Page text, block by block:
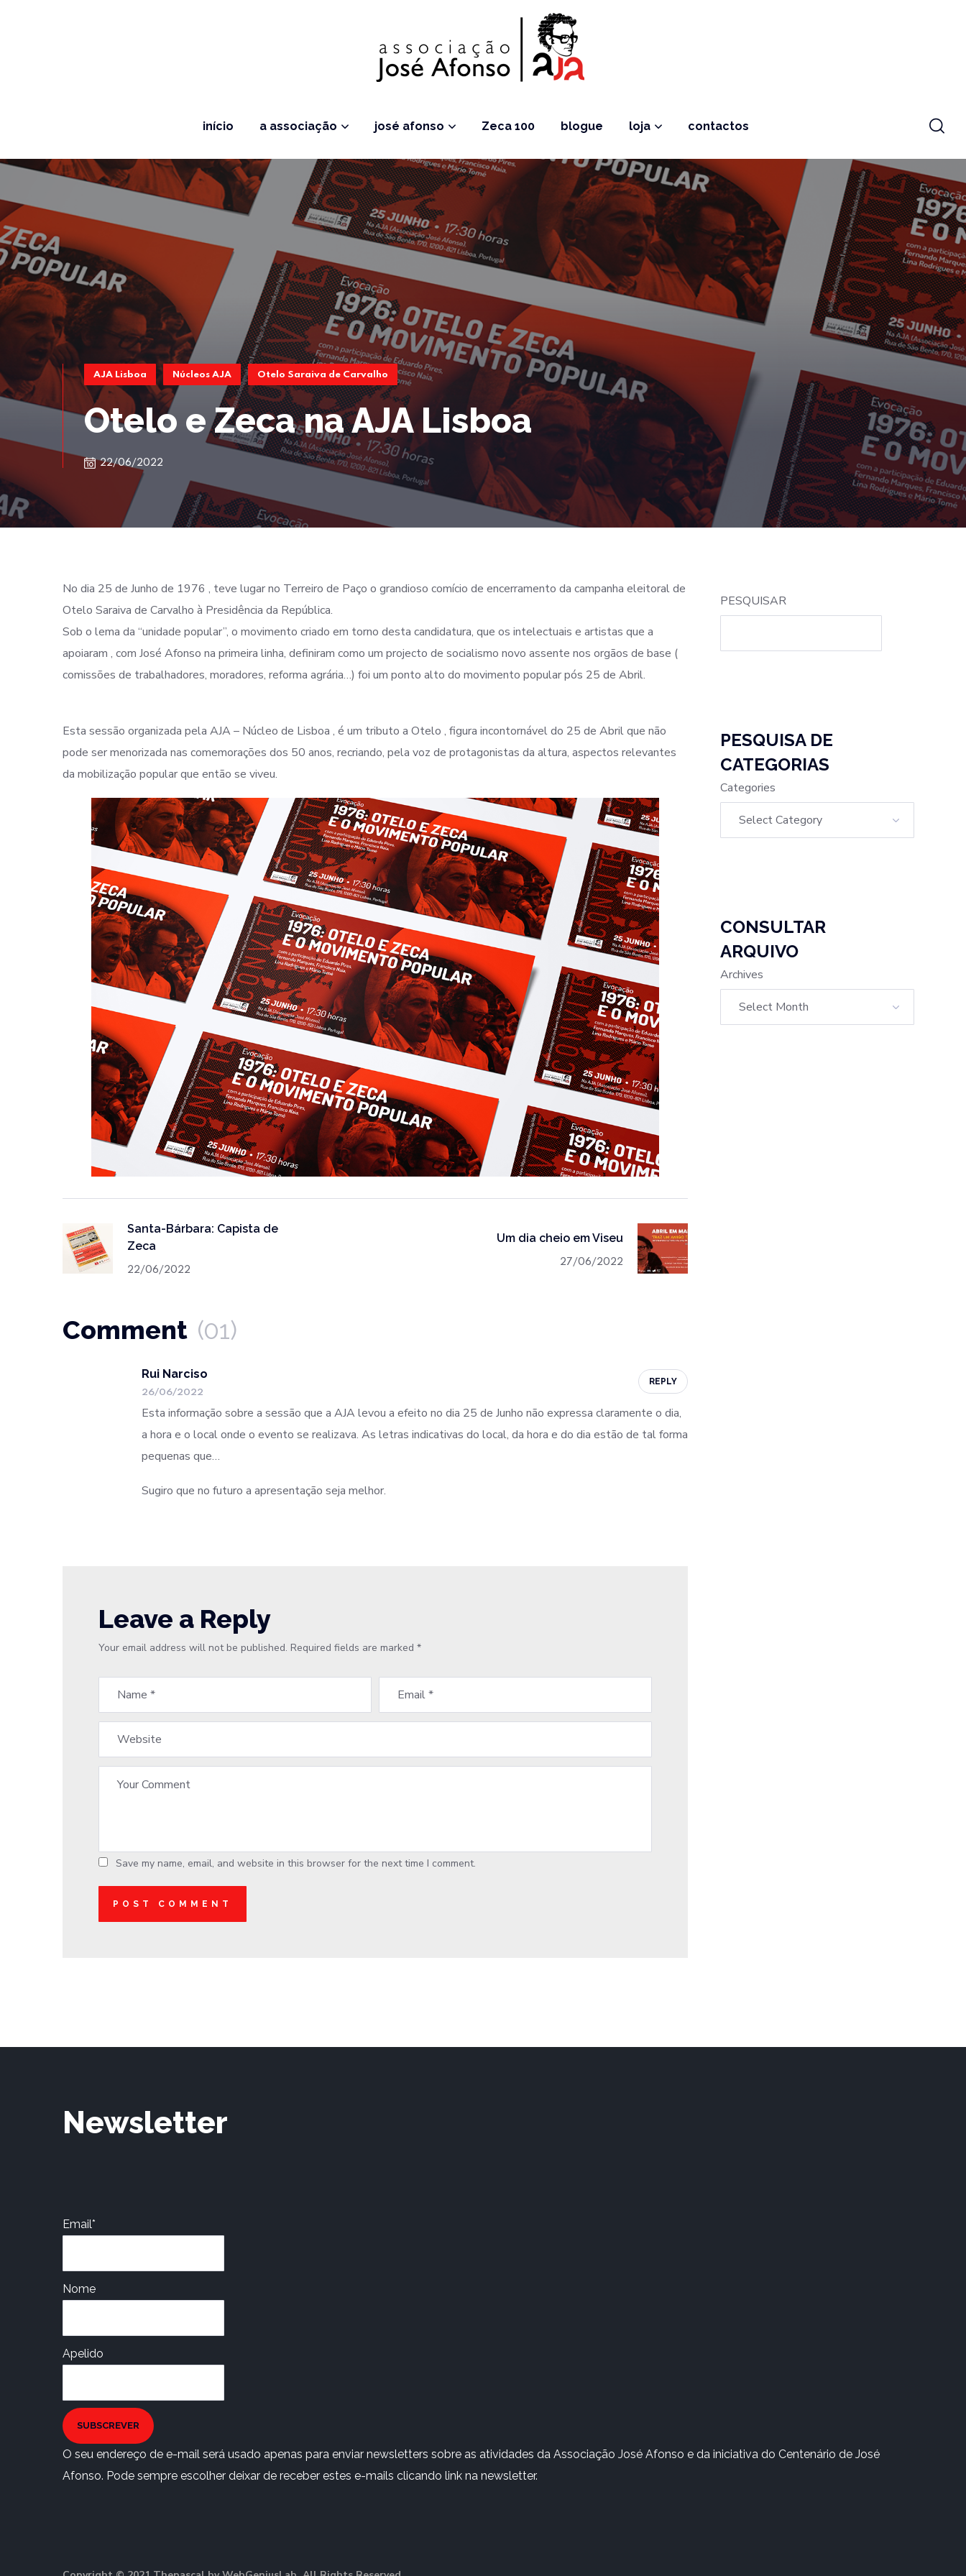
início a associação josé afonso Zeca 100 blogue loja contactos
AJA Lisboa Núcleos AJA Otelo Saraiva de Carvalho
Otelo e Zeca na AJA Lisboa
22/06/2022
No dia 25 de Junho de 1976 , teve lugar no Terreiro de Paço o grandioso comício de encerramento da campanha eleitoral de
Otelo Saraiva de Carvalho à Presidência da República.
Sob o lema da “unidade popular”, o movimento criado em torno desta candidatura, que os intelectuais e artistas que a
apoiaram , com José Afonso na primeira linha, definiram como um projecto de socialismo novo assente nos orgãos de base (
comissões de trabalhadores, moradores, reforma agrária…) foi um ponto alto do movimento popular pós 25 de Abril.
Esta sessão organizada pela AJA – Núcleo de Lisboa , é um tributo a Otelo , figura incontornável do 25 de Abril que não
pode ser menorizada nas comemorações dos 50 anos, recriando, pela voz de protagonistas da altura, aspectos relevantes
da mobilização popular que então se viveu.
Santa-Bárbara: Capista de
Zeca
22/06/2022
Um dia cheio em Viseu
27/06/2022
Comment (01)
Rui Narciso
26/06/2022
Esta informação sobre a sessão que a AJA levou a efeito no dia 25 de Junho não expressa claramente o dia,
a hora e o local onde o evento se realizava. As letras indicativas do local, da hora e do dia estão de tal forma
pequenas que…
Sugiro que no futuro a apresentação seja melhor.
REPLY
Leave a Reply
Your email address will not be published. Required fields are marked *
Save my name, email, and website in this browser for the next time I comment.
PESQUISAR
PESQUISA DE
CATEGORIAS
Categories
CONSULTAR
ARQUIVO
Archives
Newsletter
Email*
Nome
Apelido
SUBSCREVER
O seu endereço de e-mail será usado apenas para enviar newsletters sobre as atividades da Associação José Afonso e da iniciativa do Centenário de José
Afonso. Pode sempre escolher deixar de receber estes e-mails clicando link na newsletter.